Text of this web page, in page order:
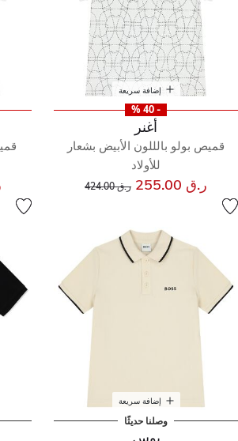
إضافة سريعة
- 40 %
أغنر
قميص بولو بالللون الأبيض بشعار
للأولاد
ر.ق 255.00 سعر مخفض من
ر.ق 424.00
إضافة سريعة
وصلنا حديثًا